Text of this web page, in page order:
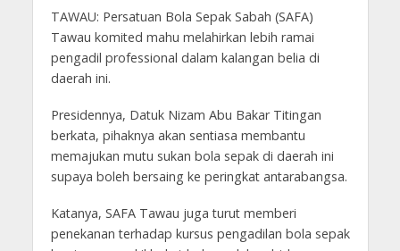
TAWAU: Persatuan Bola Sepak Sabah (SAFA)
Tawau komited mahu melahirkan lebih ramai
pengadil professional dalam kalangan belia di
daerah ini.
Presidennya, Datuk Nizam Abu Bakar Titingan
berkata, pihaknya akan sentiasa membantu
memajukan mutu sukan bola sepak di daerah ini
supaya boleh bersaing ke peringkat antarabangsa.
Katanya, SAFA Tawau juga turut memberi
penekanan terhadap kursus pengadilan bola sepak